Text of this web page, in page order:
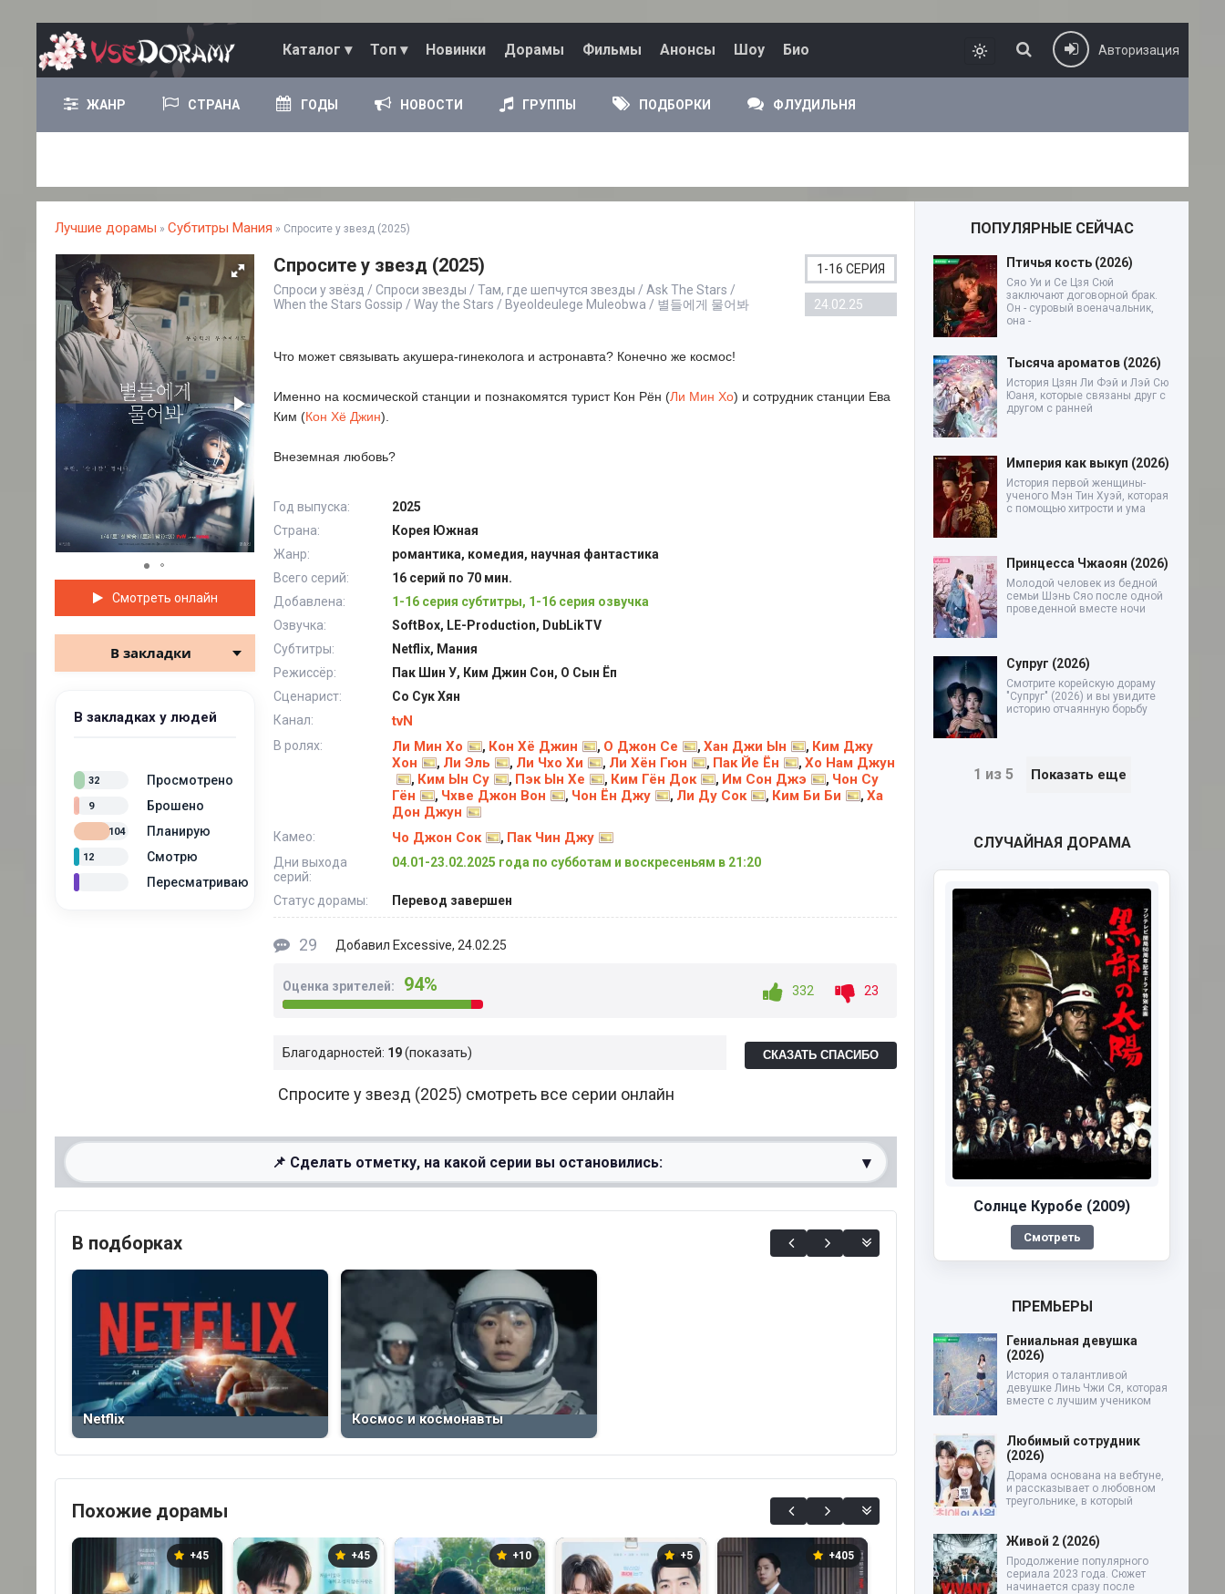
Каталог ▾ Топ ▾ Новинки Дорамы Фильмы Анонсы Шоу Био Авторизация
ЖАНР СТРАНА ГОДЫ НОВОСТИ ГРУППЫ ПОДБОРКИ ФЛУДИЛЬНЯ
Лучшие дорамы » Субтитры Мания » Спросите у звезд (2025)
Смотреть онлайн
В закладки
В закладках у людей
Просмотрено
32
Брошено
9
Планирую
104
Смотрю
12
Пересматриваю
Спросите у звезд (2025)
Спроси у звёзд / Спроси звезды / Там, где шепчутся звезды / Ask The Stars /
When the Stars Gossip / Way the Stars / Byeoldeulege Muleobwa / 별들에게 물어봐
1-16 СЕРИЯ
24.02.25
Что может связывать акушера-гинеколога и астронавта? Конечно же космос!
Именно на космической станции и познакомятся турист Кон Рён (Ли Мин Хо) и сотрудник станции Ева
Ким (Кон Хё Джин).
Внеземная любовь?
Год выпуска:
2025
Страна:
Корея Южная
Жанр:
романтика, комедия, научная фантастика
Всего серий:
16 серий по 70 мин.
Добавлена:
1-16 серия субтитры, 1-16 серия озвучка
Озвучка:
SoftBox, LE-Production, DubLikTV
Субтитры:
Netflix, Мания
Режиссёр:
Пак Шин У, Ким Джин Сон, О Сын Ёп
Сценарист:
Со Сук Хян
Канал:
tvN
В ролях: Ли Мин Хо , Кон Хё Джин , О Джон Се , Хан Джи Ын , Ким Джу
Хон
, Ли Эль , Ли Чхо Хи , Ли Хён Гюн , Пак Йе Ён , Хо Нам Джун
, Ким Ын Су , Пэк Ын Хе , Ким Гён Док , Им Сон Джэ , Чон Су
Гён
, Чхве Джон Вон , Чон Ён Джу , Ли Ду Сок , Ким Би Би , Ха
Дон Джун
Камео: Чо Джон Сок , Пак Чин Джу
Дни выхода
серий:
04.01-23.02.2025 года по субботам и воскресеньям в 21:20
Статус дорамы: Перевод завершен
29 Добавил Excessive, 24.02.25
Оценка зрителей: 94% 332 23
Благодарностей: 19 показать СКАЗАТЬ СПАСИБО
Спросите у звезд (2025) смотреть все серии онлайн
📌 Сделать отметку, на какой серии вы остановились: ▾
0%
В подборках
Netflix Космос и космонавты
Похожие дорамы
+45 +45 +10 +5 +405 +33
ПОПУЛЯРНЫЕ СЕЙЧАС
Птичья кость (2026)
Сяо Уи и Се Цзя Сюй
заключают договорной брак.
Он - суровый военачальник,
она -
Тысяча ароматов (2026)
История Цзян Ли Фэй и Лэй Сю
Юаня, которые связаны друг с
другом с ранней
Империя как выкуп (2026)
История первой женщины-
ученого Мэн Тин Хуэй, которая
с помощью хитрости и ума
Принцесса Чжаоян (2026)
Молодой человек из бедной
семьи Шэнь Сяо после одной
проведенной вместе ночи
Супруг (2026)
Смотрите корейскую дораму
"Супруг" (2026) и вы увидите
историю отчаянную борьбу
1 из 5 Показать еще
СЛУЧАЙНАЯ ДОРАМА
Солнце Куробе (2009)
Смотреть
ПРЕМЬЕРЫ
Гениальная девушка
(2026)
История о талантливой
девушке Линь Чжи Ся, которая
вместе с лучшим учеником
Любимый сотрудник
(2026)
Дорама основана на вебтуне,
и рассказывает о любовном
треугольнике, в который
Живой 2 (2026)
Продолжение популярного
сериала 2023 года. Сюжет
начинается сразу после